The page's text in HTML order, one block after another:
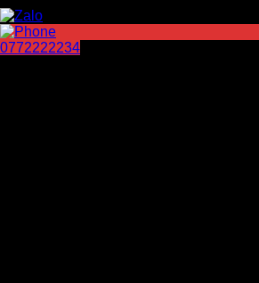
0772222234